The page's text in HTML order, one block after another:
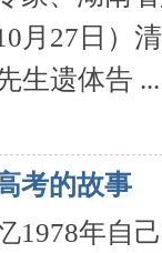
月27日）
生遗体告 ...
考的故事
1978年自